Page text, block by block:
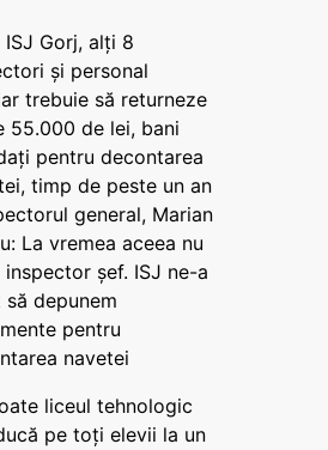
ISJ Gorj, alți 8
și personal
trebuie să returneze
55.000 de lei, bani
pentru decontarea
timp de peste un an
general, Marian
La vremea aceea nu
inspector șef. ISJ ne-a
să depunem
pentru
navetei
liceul tehnologic
pe toți elevii la un